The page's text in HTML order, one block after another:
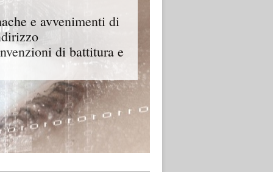
e avvenimenti di
di battitura e